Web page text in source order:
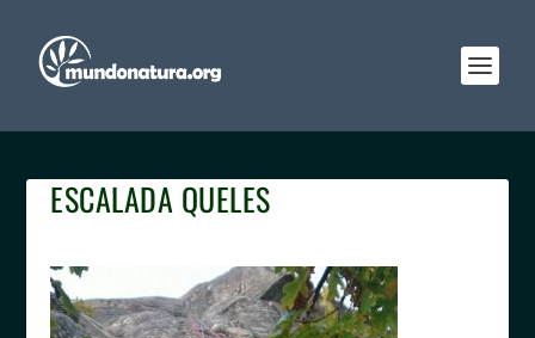
ESCALADA QUELES